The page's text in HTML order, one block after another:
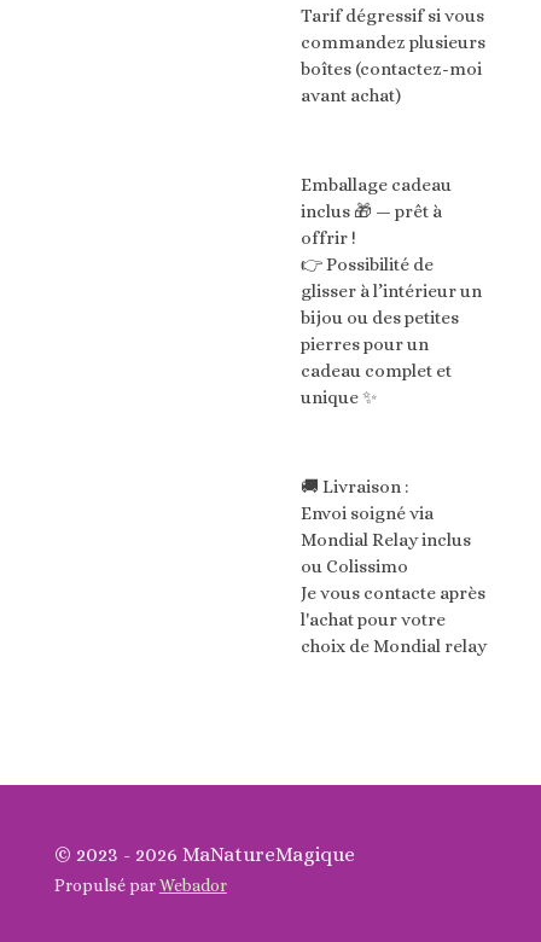
Tarif dégressif si vous
commandez plusieurs
boîtes (contactez-moi
avant achat)
Emballage cadeau
inclus 🎁 — prêt à
offrir !
👉 Possibilité de
glisser à l’intérieur un
bijou ou des petites
pierres pour un
cadeau complet et
unique ✨
🚚 Livraison :
Envoi soigné via
Mondial Relay inclus
ou Colissimo
Je vous contacte après
l'achat pour votre
choix de Mondial relay
© 2023 - 2026 MaNatureMagique
Propulsé parWebador